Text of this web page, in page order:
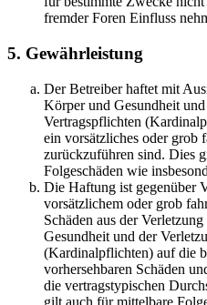
fremder Foren Einfluss
5. Gewährleistung
Der Betreiber haftet mit
Körper und Gesundheit
Vertragspflichten
ein vorsätzliches oder grob
zurückzuführen sind. Dies
Folgeschäden wie
Die Haftung ist gegenüber
vorsätzlichem oder grob
Schäden aus der
Gesundheit und der
(Kardinalpflichten) auf die
vorhersehbaren Schäden
die vertragstypischen
gilt auch für mittelbare